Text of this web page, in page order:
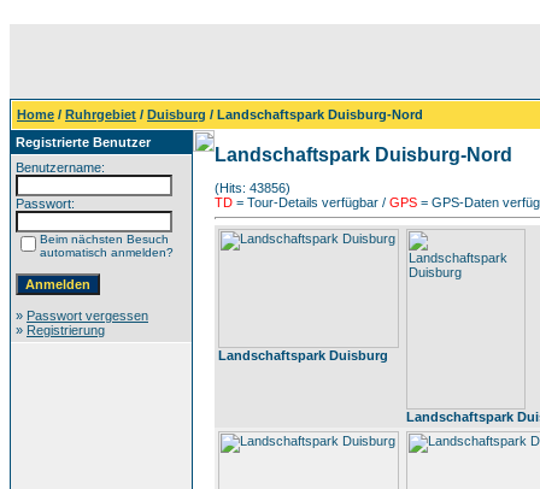
Home / Ruhrgebiet / Duisburg / Landschaftspark Duisburg-Nord
Registrierte Benutzer
Benutzername:
Passwort:
Beim nächsten Besuch
automatisch anmelden?
» Passwort vergessen
» Registrierung
Landschaftspark Duisburg-Nord
(Hits: 43856)
TD = Tour-Details verfügbar / GPS = GPS-Daten
Landschaftspark Duisburg
Landschaftspark